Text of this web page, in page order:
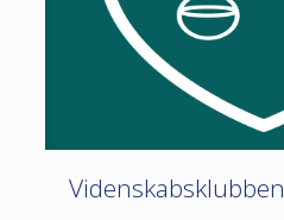
Videnskabsklubben